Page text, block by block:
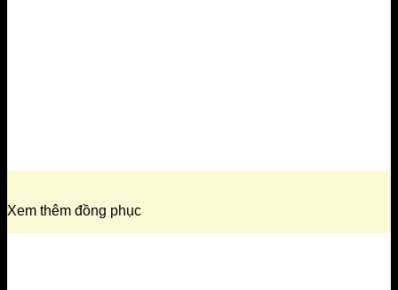
Xem thêm đồng phục